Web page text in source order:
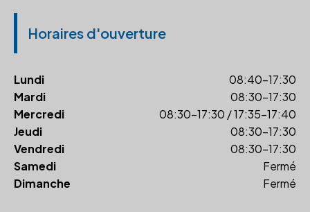
Horaires d'ouverture
Lundi
08:40-17:30
Mardi
08:30-17:30
Mercredi
08:30-17:30 / 17:35-17:40
Jeudi
08:30-17:30
Vendredi
08:30-17:30
Samedi
Fermé
Dimanche
Fermé